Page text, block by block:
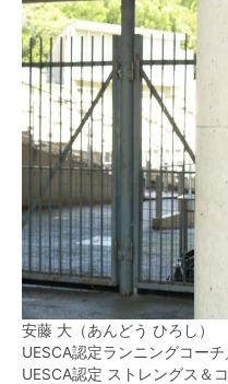
安藤 大（あんどう ひろし）
UESCA認定ランニングコー
UESCA認定 ストレングス＆